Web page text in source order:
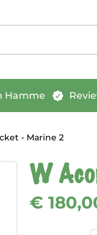
Hamme
- Marine 2
W
€